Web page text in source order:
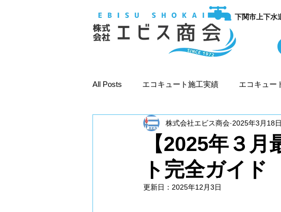
下関市上下水
All Posts エコキュート施工実績 エコキュー
エコキュート情報 水回りリフォーム施工実
【2025年３
ト完全ガイド
株式会社エビス商会 2025年3月18日
更新日： 2025年12月3日